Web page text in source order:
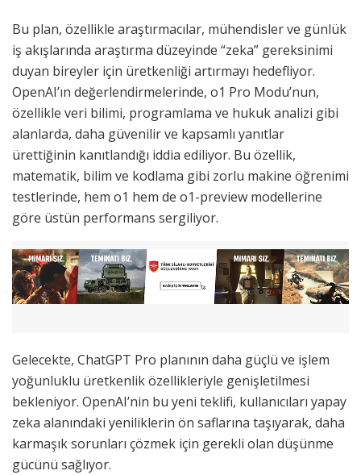
Bu plan, özellikle araştırmacılar, mühendisler ve günlük
iş akışlarında araştırma düzeyinde “zeka” gereksinimi
duyan bireyler için üretkenliği artırmayı hedefliyor.
OpenAI’ın değerlendirmelerinde, o1 Pro Modu’nun,
özellikle veri bilimi, programlama ve hukuk analizi gibi
alanlarda, daha güvenilir ve kapsamlı yanıtlar
ürettiğinin kanıtlandığı iddia ediliyor. Bu özellik,
matematik, bilim ve kodlama gibi zorlu makine öğrenimi
testlerinde, hem o1 hem de o1-preview modellerine
göre üstün performans sergiliyor.
Gelecekte, ChatGPT Pro planının daha güçlü ve işlem
yoğunluklu üretkenlik özellikleriyle genişletilmesi
bekleniyor. OpenAI’nin bu yeni teklifi, kullanıcıları yapay
zeka alanındaki yeniliklerin ön saflarına taşıyarak, daha
karmaşık sorunları çözmek için gerekli olan düşünme
gücünü sağlıyor.